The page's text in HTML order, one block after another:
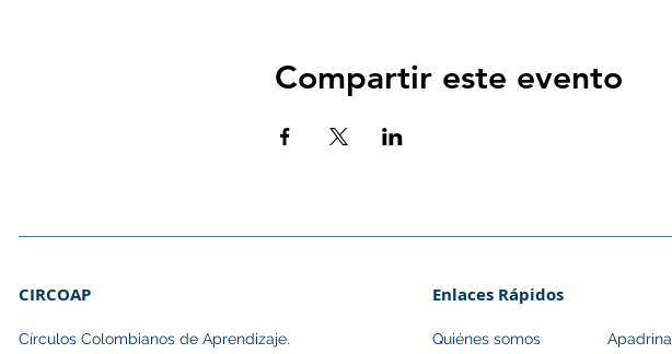
descubrimiento, creatividad y juego. Nuestro
matemática y la tecnología y aporten al
Recuerda que debes contar con la
Compartir este evento
CIRCOAP
Círculos Colombianos de Aprendizaje.​
Enlaces Rápidos
Quiénes somos